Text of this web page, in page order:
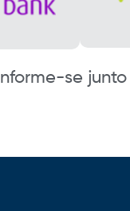
Informe-se